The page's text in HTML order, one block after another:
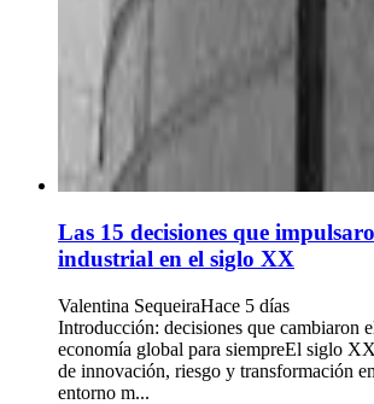
Las 15 decisiones que
industrial en el siglo XX
Valentina SequeiraHace 5 días
Introducción: decisiones que cambiaron
economía global para siempreEl siglo
de innovación, riesgo y transformación
entorno m...